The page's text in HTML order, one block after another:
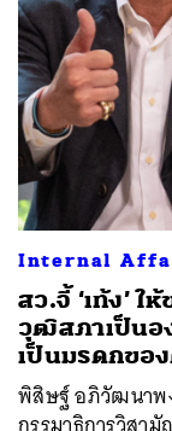
Internal
สว.จี้ ‘เท้ง’
วุฒิสภาเป็นอ
เป็นมรดกขอ
พิสิษฐ์ อภิวัฒนาพ